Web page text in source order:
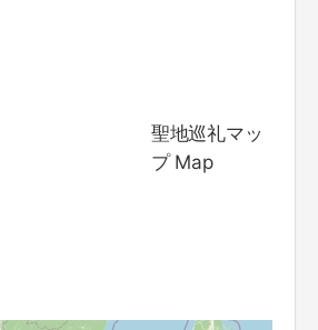
聖地巡礼マッ
プ Map